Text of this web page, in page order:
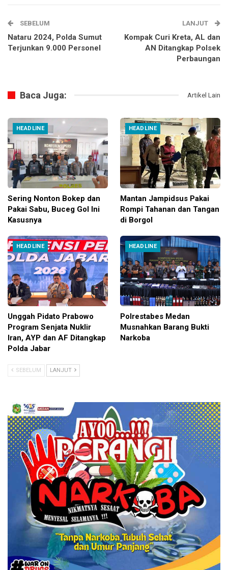
SEBELUM
Nataru 2024, Polda Sumut
Terjunkan 9.000 Personel
LANJUT
Kompak Curi Kreta, AL dan
AN Ditangkap Polsek
Perbaungan
Baca Juga: Artikel Lain
HEADLINE
Sering Nonton Bokep dan
Pakai Sabu, Buceg Gol Ini
Kasusnya
HEADLINE
Mantan Jampidsus Pakai
Rompi Tahanan dan Tangan
di Borgol
HEADLINE
Unggah Pidato Prabowo
Program Senjata Nuklir
Iran, AYP dan AF Ditangkap
Polda Jabar
HEADLINE
Polrestabes Medan
Musnahkan Barang Bukti
Narkoba
SEBELUM LANJUT